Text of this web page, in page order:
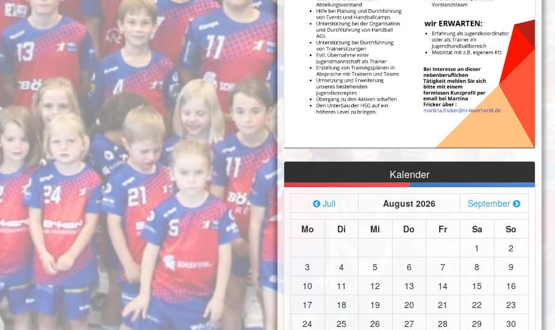
Kalender
Juli August 2026 September
Mo Di Mi Do Fr Sa
So
1
2
3
4 5 6 7 8
9
10
11 12 13 14 15
16
17
18 19 20 21 22
23
24
25 26 27 28 29
30